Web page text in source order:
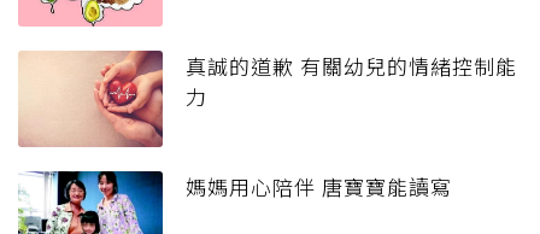
真誠的道歉 有關幼兒的情緒控制能
力
媽媽用心陪伴 唐寶寶能讀寫